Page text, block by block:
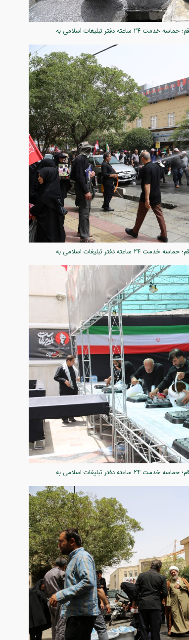
گزارش تصویری ۵ /میزبانی کریمانه در سایه خورشید قم؛ حماسه خدمت ۲۴ ساعته دفتر تبلیغات اسلامی به
گزارش تصویری ۵ /میزبانی کریمانه در سایه خورشید قم؛ حماسه خدمت ۲۴ ساعته دفتر تبلیغات اسلامی به
گزارش تصویری ۵ /میزبانی کریمانه در سایه خورشید قم؛ حماسه خدمت ۲۴ ساعته دفتر تبلیغات اسلامی به